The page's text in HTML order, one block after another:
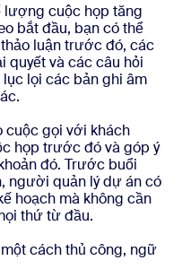
cuộc họp tăng
bắt đầu, bạn có thể
luận trước đó, các
quyết và các câu hỏi
lọi các bản ghi âm
cuộc gọi với khách
họp trước đó và góp ý
đó. Trước buổi
người quản lý dự án có
hoạch mà không cần
thứ từ đầu.
cách thủ công, ngữ